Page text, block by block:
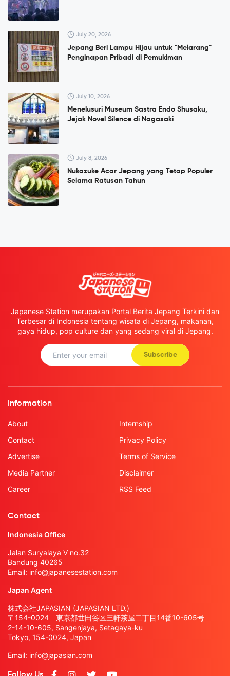
July 20, 2026
Jepang Beri Lampu Hijau untuk "Melarang"
Penginapan Pribadi di Pemukiman
July 10, 2026
Menelusuri Museum Sastra Endō Shūsaku,
Jejak Novel Silence di Nagasaki
July 8, 2026
Nukazuke Acar Jepang yang Tetap Populer
Selama Ratusan Tahun
Japanese Station merupakan Portal Berita Jepang Terkini dan
Terbesar di Indonesia tentang wisata di Jepang, makanan,
gaya hidup, pop culture dan yang sedang viral di Jepang.
Subscribe
Information
About
Contact
Advertise
Media Partner
Career
Internship
Privacy Policy
Terms of Service
Disclaimer
RSS Feed
Contact
Indonesia Office
Jalan Suryalaya V no.32
Bandung 40265
Email: info@japanesestation.com
Japan Agent
株式会社JAPASIAN (JAPASIAN LTD.)
〒154-0024 東京都世田谷区三軒茶屋二丁目14番10-605号
2-14-10-605, Sangenjaya, Setagaya-ku
Tokyo, 154-0024, Japan
Email: info@japasian.com